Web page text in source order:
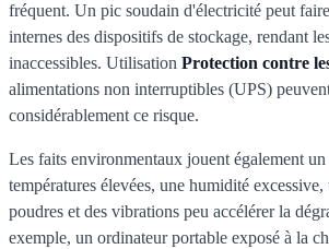
fréquent. Un pic soudain d'électricité peut
internes des dispositifs de stockage, rendant
inaccessibles. Utilisation Protection contre
alimentations non interruptibles (UPS)
considérablement ce risque.
Les faits environmentaux jouent également
températures élevées, une humidité
poudres et des vibrations peu accélérer la
exemple, un ordinateur portable exposé à la